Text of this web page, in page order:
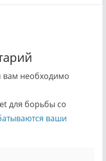
вам необходимо
для борьбы со
ваши